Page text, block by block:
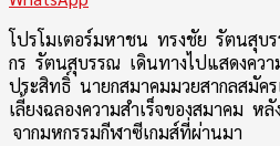
โปรโมเตอร์มหาชน ทรงชัย รัตนสุบ
กร รัตนสุบรรณ เดินทางไปแสดงคว
ประสิทธิ์ นายกสมาคมมวยสากลสมัค
เลี้ยงฉลองความสำเร็จของสมาคม ห
จากมหกรรมกีฬาซีเกมส์ที่ผ่านมา